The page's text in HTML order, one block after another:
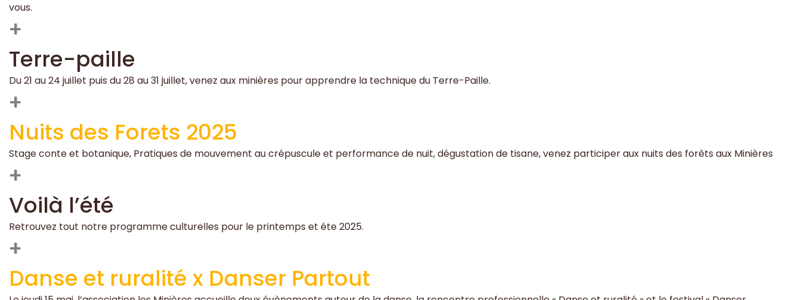
vous.
+
Terre-paille
Du 21 au 24 juillet puis du 28 au 31 juillet, venez aux minières pour apprendre la technique du Terre-Paille.
+
Nuits des Forets 2025
Stage conte et botanique, Pratiques de mouvement au crépuscule et performance de nuit, dégustation de tisane, venez participer aux nuits des forêts aux Minières
+
Voilà l’été
Retrouvez tout notre programme culturelles pour le printemps et éte 2025.
+
Danse et ruralité x Danser Partout